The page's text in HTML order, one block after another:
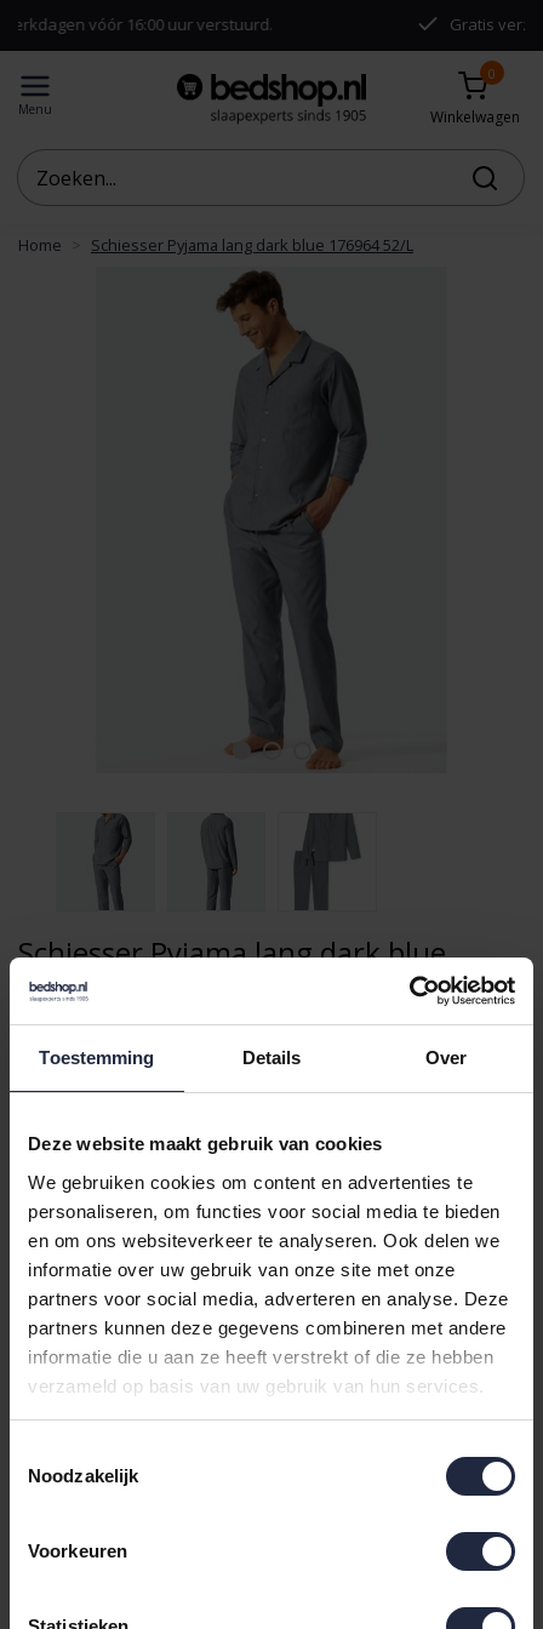
Toestemming Details Over
Deze website maakt gebruik van cookies
We gebruiken cookies om content en advertenties te
personaliseren, om functies voor social media te bieden
en om ons websiteverkeer te analyseren. Ook delen we
informatie over uw gebruik van onze site met onze
partners voor social media, adverteren en analyse. Deze
partners kunnen deze gegevens combineren met andere
informatie die u aan ze heeft verstrekt of die ze hebben
verzameld op basis van uw gebruik van hun services.
Noodzakelijk
Voorkeuren
vóór 16:00 uur verstuurd. Gratis verzending
Menu
0
Winkelwagen
Home Schiesser Pyjama lang dark blue 176964 52/L
Schiesser Pyjama lang dark blue
176964 52/L
69,95
Varianten: darkblue
Loading...
Loading...
In de winkelwagen
Binnen 24 uur verstuurd
Achteraf betalen mogelijk